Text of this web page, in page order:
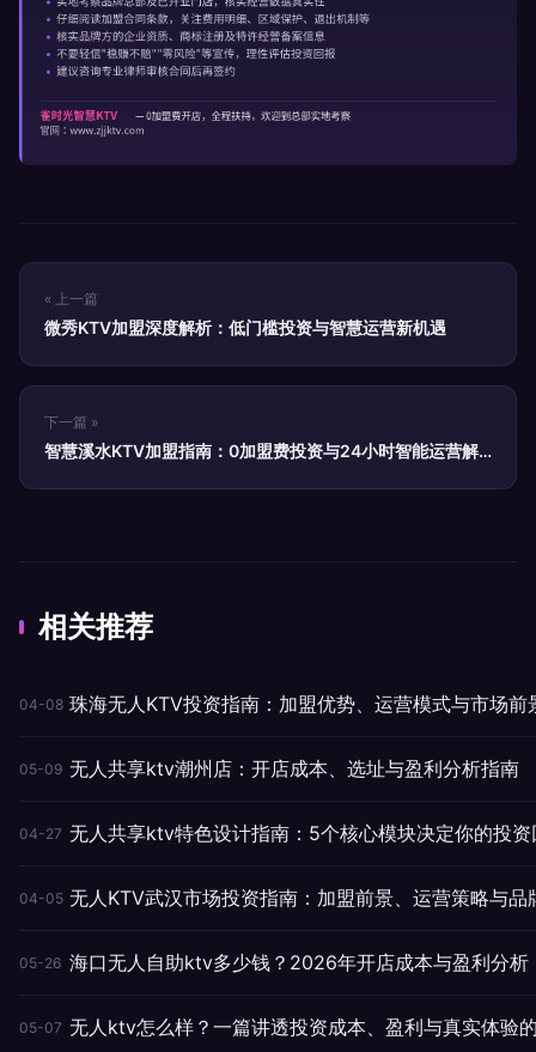
« 上一篇
微秀KTV加盟深度解析：低门槛投资与智慧运营新机遇
下一篇 »
智慧溪水KTV加盟指南：0加盟费投资与24小时智能运营解
相关推荐
04-08 珠海无人KTV投资指南：加盟优势、运营模式与市场前
05-09 无人共享ktv潮州店：开店成本、选址与盈利分析指南
04-27 无人共享ktv特色设计指南：5个核心模块决定你的投资
04-05 无人KTV武汉市场投资指南：加盟前景、运营策略与品
05-26 海口无人自助ktv多少钱？2026年开店成本与盈利分析
05-07 无人ktv怎么样？一篇讲透投资成本、盈利与真实体验